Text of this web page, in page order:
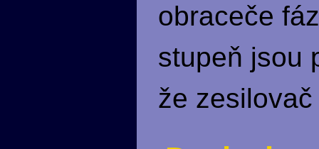
obraceče
stupeň jsou
že